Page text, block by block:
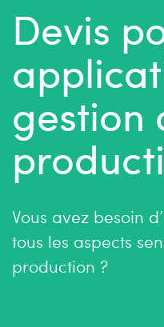
Devis
gestion
Vous avez besoin
tous les aspects
production ?